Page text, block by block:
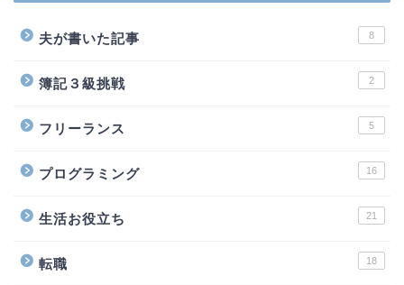
夫が書いた記事 8
簿記３級挑戦 2
フリーランス 5
プログラミング 16
生活お役立ち 21
転職 18